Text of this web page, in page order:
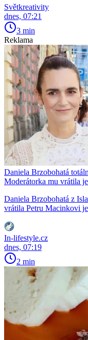
Světkreativity
dnes, 07:21
3 min
Reklama
Daniela Brzobohatá
Moderátorka mu vrátila
Daniela Brzobohatá z
vrátila Petru Macinkovi
In-lifestyle.cz
dnes, 07:19
2 min